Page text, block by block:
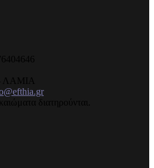
- ΛΑΜΙΑ
διατηρούνται.